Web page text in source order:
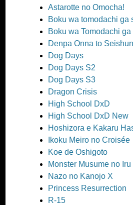
Astarotte no Omocha!
Boku wa tomodachi ga
Boku wa Tomodachi
Denpa Onna to
Dog Days
Dog Days S2
Dog Days S3
Dragon Crisis
High School DxD
High School DxD New
Hoshizora e Kakaru
Ikoku Meiro no Croisée
Koe de Oshigoto
Monster Musume no
Nazo no Kanojo X
Princess Resurrection
R-15